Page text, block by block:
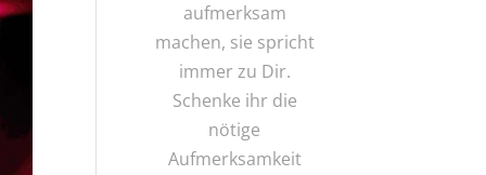
aufmerksam
machen, sie spricht
immer zu Dir.
Schenke ihr die
nötige
Aufmerksamkeit